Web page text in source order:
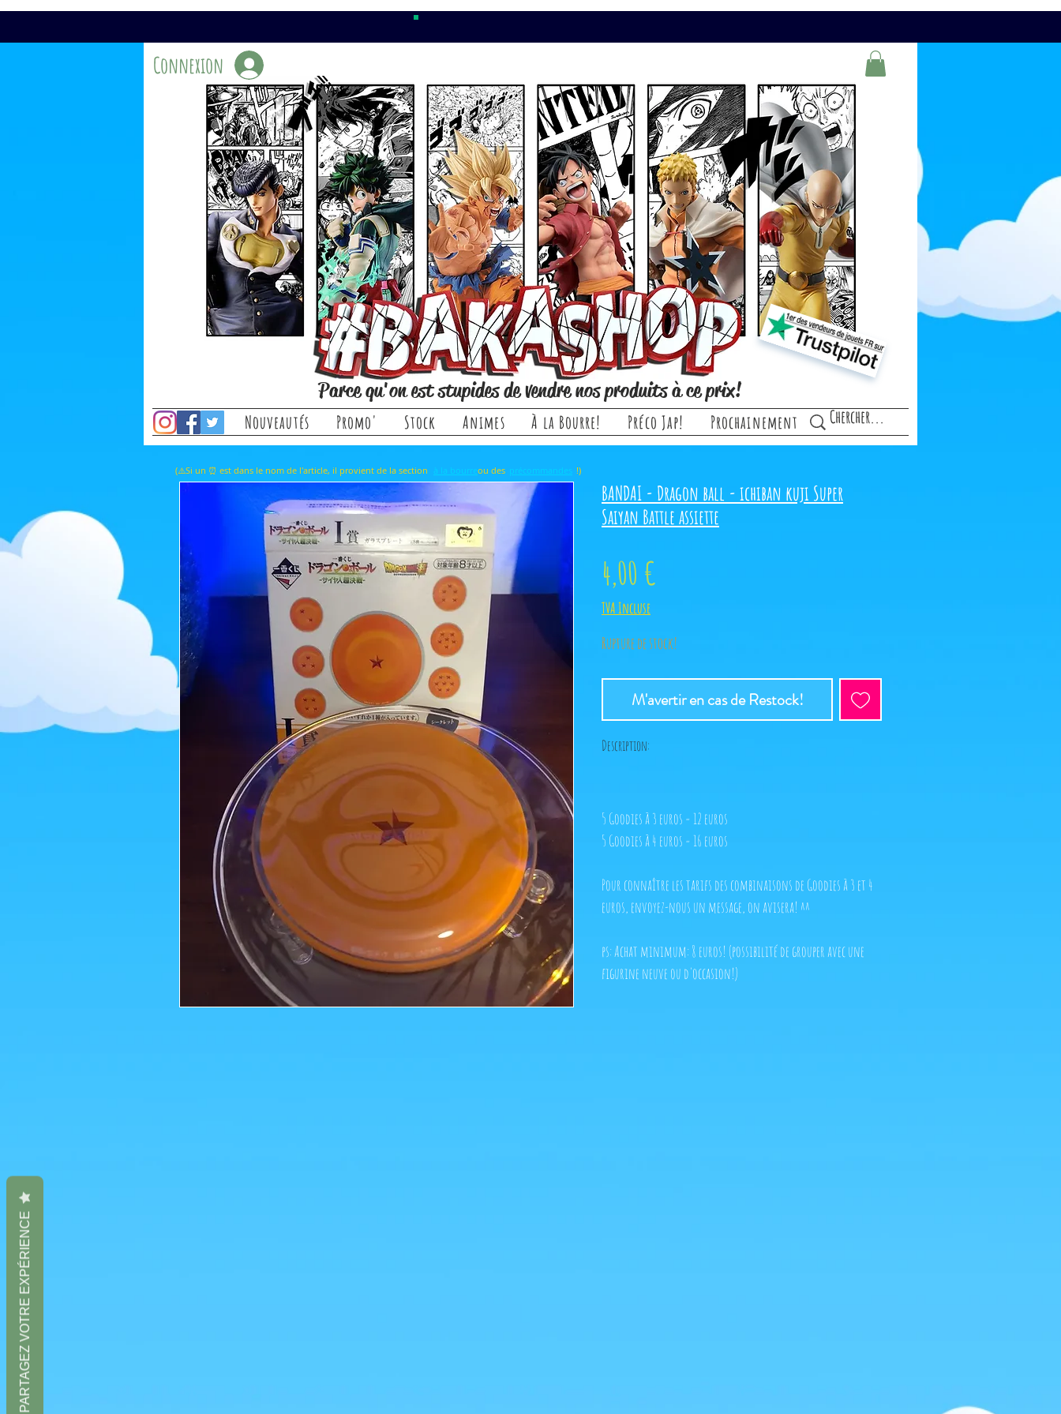
Connexion
Parce qu'on est stupides de vendre nos produits à ce prix!
Nouveautés Promo' Stock Animes À la Bourre! Préco Jap! Prochainement
BANDAI - Dragon ball - ichiban kuji Super
Saiyan Battle assiette
4,00 €
TVA Incluse
Rupture de stock!
M'avertir en cas de Restock!
Description:
5 Goodies à 3 euros = 12 euros
5 Goodies à 4 euros = 16 euros
Pour connaître les tarifs des combinaisons de Goodies à 3 et 4
euros, envoyez-nous un message, on avisera! ^^
ps: Achat minimum: 8 euros! (possibilité de grouper avec une
figurine neuve ou d'occasion!)
(⚠️Si un ⏰ est dans le nom de l'article, il provient de la section ou des !)
à la bourre précommandes
PARTAGEZ VOTRE EXPÉRIENCE